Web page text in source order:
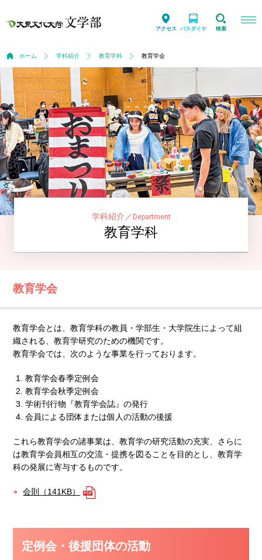
アクセス バスダイヤ 検索
ホーム 学科紹介 教育学科 教育学会
学科紹介／ Department
教育学科
教育学会
教育学会とは、教育学科の教員・学部生・大学院生によって組
織される、教育学研究のための機関です。
教育学会では、次のような事業を行っております。
教育学会春季定例会
教育学会秋季定例会
学術刊行物『教育学会誌』の発行
会員による団体または個人の活動の後援
これら教育学会の諸事業は、教育学の研究活動の充実、さらに
は教育学会員相互の交流・提携を図ることを目的とし、教育学
科の発展に寄与するものです。
会則（141KB）
定例会・後援団体の活動